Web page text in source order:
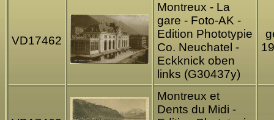
VD17462
Montreux - La
gare - Foto-AK -
Edition Phototypie
Co. Neuchatel -
Eckknick oben
links (G30437y)
Montreux et
Dents du Midi -